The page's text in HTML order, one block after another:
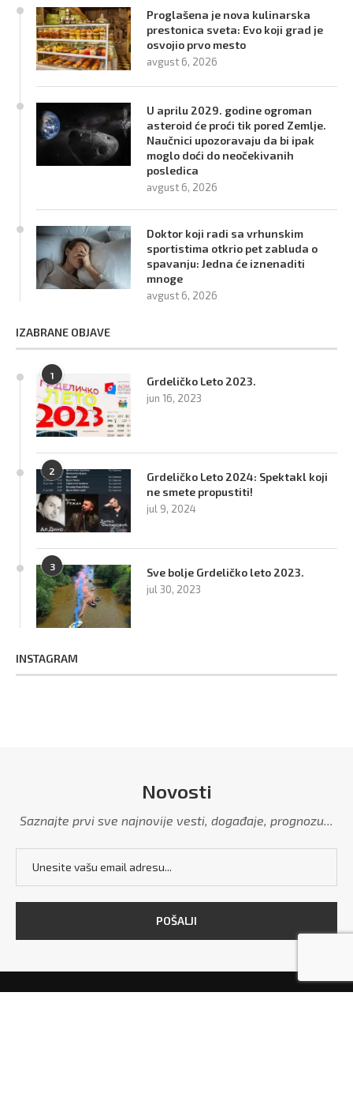
Proglašena je nova kulinarska
prestonica sveta: Evo koji grad je
osvojio prvo mesto
avgust 6, 2026
U aprilu 2029. godine ogroman
asteroid će proći tik pored Zemlje.
Naučnici upozoravaju da bi ipak
moglo doći do neočekivanih
posledica
avgust 6, 2026
Doktor koji radi sa vrhunskim
sportistima otkrio pet zabluda o
spavanju: Jedna će iznenaditi
mnoge
avgust 6, 2026
IZABRANE OBJAVE
1 Grdeličko Leto 2023.
jun 16, 2023
2
Grdeličko Leto 2024: Spektakl koji
ne smete propustiti!
jul 9, 2024
3 Sve bolje Grdeličko leto 2023.
jul 30, 2023
INSTAGRAM
Novosti
Saznajte prvi sve najnovije vesti, događaje, prognozu...